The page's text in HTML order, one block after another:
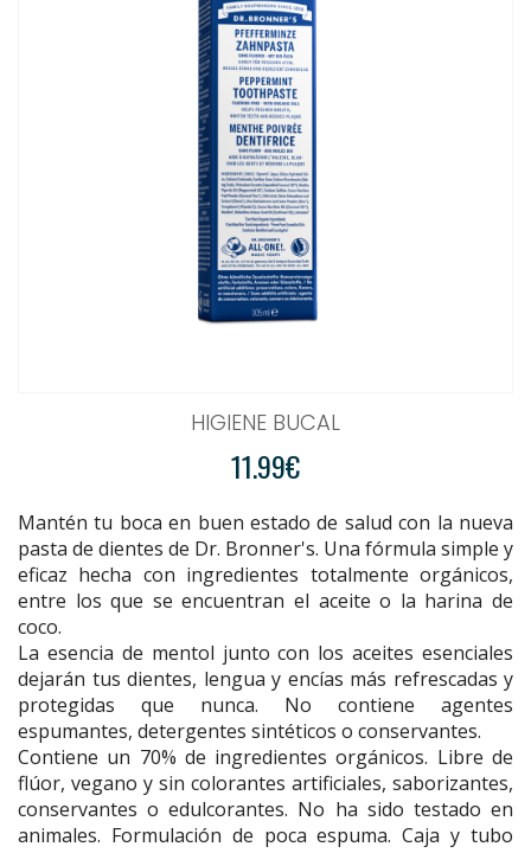
HIGIENE BUCAL
11.99€
Mantén tu boca en buen estado de salud con la nueva
pasta de dientes de Dr. Bronner's. Una fórmula simple y
eficaz hecha con ingredientes totalmente orgánicos,
entre los que se encuentran el aceite o la harina de
coco.
La esencia de mentol junto con los aceites esenciales
dejarán tus dientes, lengua y encías más refrescadas y
protegidas que nunca. No contiene agentes
espumantes, detergentes sintéticos o conservantes.
Contiene un 70% de ingredientes orgánicos. Libre de
flúor, vegano y sin colorantes artificiales, saborizantes,
conservantes o edulcorantes. No ha sido testado en
animales. Formulación de poca espuma. Caja y tubo